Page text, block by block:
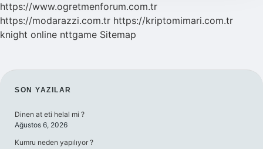
https://www.ogretmenforum.com.tr
https://modarazzi.com.tr https://kriptomimari.com.tr
knight online nttgame Sitemap
SIDEBAR
SON YAZILAR
Dinen at eti helal mi ?
Ağustos 6, 2026
Kumru neden yapılıyor ?